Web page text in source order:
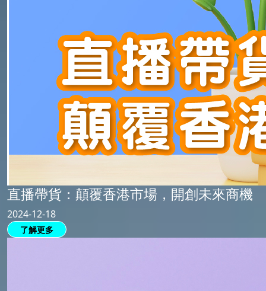
直播帶貨：顛覆香港市場，開創未來商機
2024-12-18
了解更多